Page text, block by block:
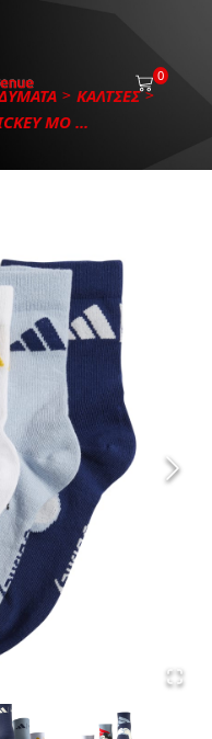
0
ΚΑΛΤΣΕΣ
MO ...